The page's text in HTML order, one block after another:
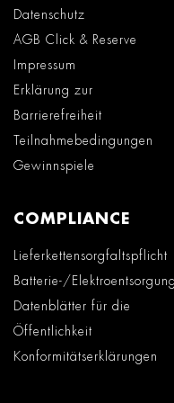
Datenschutz
AGB Click & Reserve
Impressum
Erklärung zur
Barrierefreiheit
Teilnahmebedingungen
Gewinnspiele
COMPLIANCE
Lieferkettensorgfaltspflicht
Batterie-/Elektroentsorgung
Datenblätter für die
Öffentlichkeit
Konformitätserklärungen